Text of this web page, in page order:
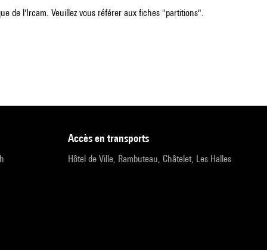
de l'Ircam. Veuillez vous référer aux fiches "partitions".
accès en transports
Hôtel de Ville, Rambuteau, Châtelet, Les Halles